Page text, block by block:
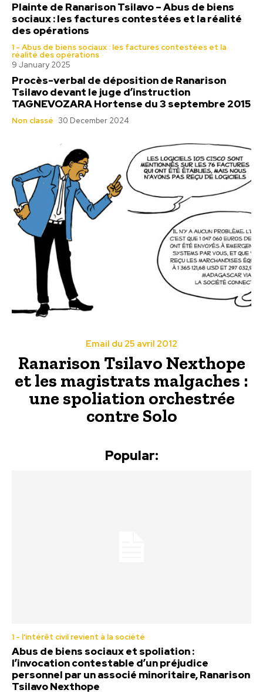
Plainte de Ranarison Tsilavo – Abus de biens
sociaux : les factures contestées et la réalité
des opérations
1 - Abus de biens sociaux : les factures contestées et la
réalité des opérations
9 January 2025
Procès-verbal de déposition de Ranarison
Tsilavo devant le juge d’instruction
TAGNEVOZARA Hortense du 3 septembre 2015
Non classé 30 December 2024
Email du 25 avril 2012
Ranarison Tsilavo Nexthope
et les magistrats malgaches :
une spoliation orchestrée
contre Solo
Popular:
1 - l'intérêt civil revient à la société
Abus de biens sociaux et spoliation :
l’invocation contestable d’un préjudice
personnel par un associé minoritaire, Ranarison
Tsilavo Nexthope